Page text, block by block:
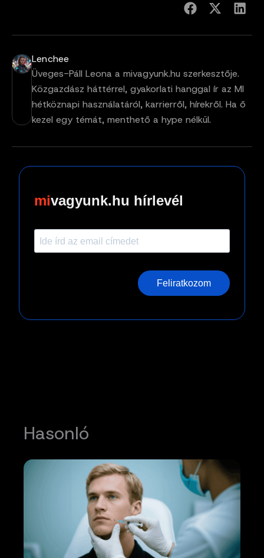
Lenchee
Üveges-Páll Leona a mivagyunk.hu szerkesztője.
Közgazdász háttérrel, gyakorlati hanggal ír az MI
hétköznapi használatáról, karrierről, hírekről. Ha ő
kezel egy témát, menthető a hype nélkül.
vagyunk.hu hírlevél
Feliratkozom
Hasonló